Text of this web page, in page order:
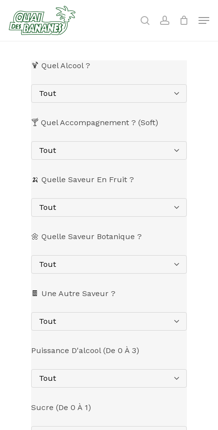
main
content
searchaccount
🍹 Quel Alcool ?
Tout
🍸 Quel Accompagnement ? (Soft)
Tout
🍌 Quelle Saveur En Fruit ?
Tout
🌼 Quelle Saveur Botanique ?
Tout
🍫 Une Autre Saveur ?
Tout
Puissance D'alcool (de 0 À 3)
Tout
Sucre (de 0 À 1)